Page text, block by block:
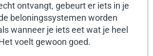
ontvangt, gebeurt er iets in je
beloningssystemen worden
wanneer je iets eet wat je heel
voelt gewoon goed.